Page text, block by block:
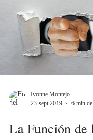
Ivonne Montejo
23 sept 2019
6 min
La Función de